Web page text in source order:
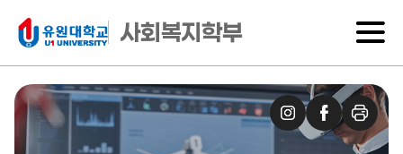
사회복지학부